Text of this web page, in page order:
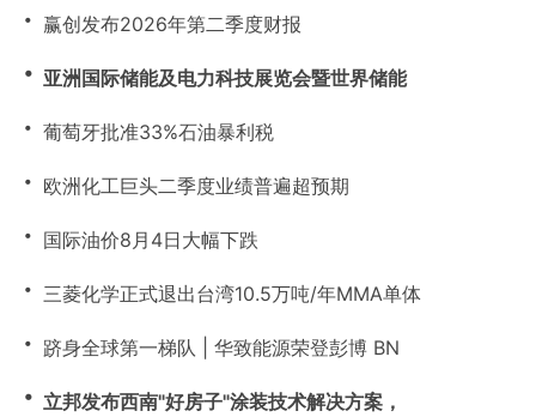
・ 赢创发布2026年第二季度财报
・ 亚洲国际储能及电力科技展览会暨世界储能
・ 葡萄牙批准33%石油暴利税
・ 欧洲化工巨头二季度业绩普遍超预期
・ 国际油价8月4日大幅下跌
・ 三菱化学正式退出台湾10.5万吨/年MMA单体
・ 跻身全球第一梯队 | 华致能源荣登彭博 BN
・ 立邦发布西南"好房子"涂装技术解决方案，